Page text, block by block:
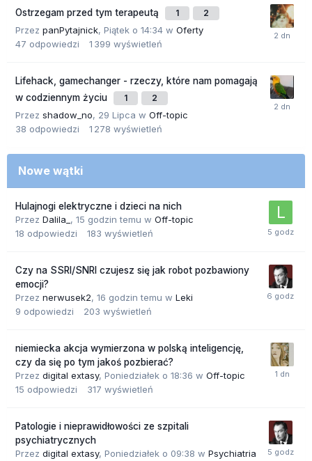
Ostrzegam przed tym terapeutą 1 2
Przez panPytajnick, Piątek o 14:34 w Oferty
47 odpowiedzi 1 399 wyświetleń
Lifehack, gamechanger - rzeczy, które nam pomagają
w codziennym życiu
1 2
Przez shadow_no, 29 Lipca w Off-topic
38 odpowiedzi 1 278 wyświetleń
Nowe wątki
Hulajnogi elektryczne i dzieci na nich
Przez Dalila_ , 15 godzin temu w Off-topic
18 odpowiedzi 183 wyświetleń
Czy na SSRI/SNRI czujesz się jak robot pozbawiony
emocji?
Przez nerwusek2, 16 godzin temu w Leki
9 odpowiedzi 203 wyświetleń
niemiecka akcja wymierzona w polską inteligencję,
czy da się po tym jakoś pozbierać?
Przez digital extasy, Poniedziałek o 18:36 w Off-topic
15 odpowiedzi 317 wyświetleń
Patologie i nieprawidłowości ze szpitali
psychiatrycznych
Przez digital extasy, Poniedziałek o 09:38 w Psychiatria